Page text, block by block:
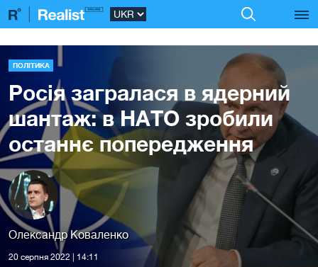
ПОЛІТИКА
Росія загралася в ядерний
шантаж: в НАТО зробили
останнє попередження
Олександр Коваленко
20 серпня 2022 | 14:11